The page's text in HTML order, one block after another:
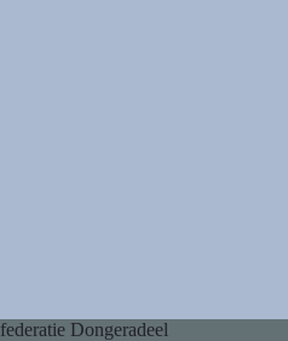
Dongeradeel